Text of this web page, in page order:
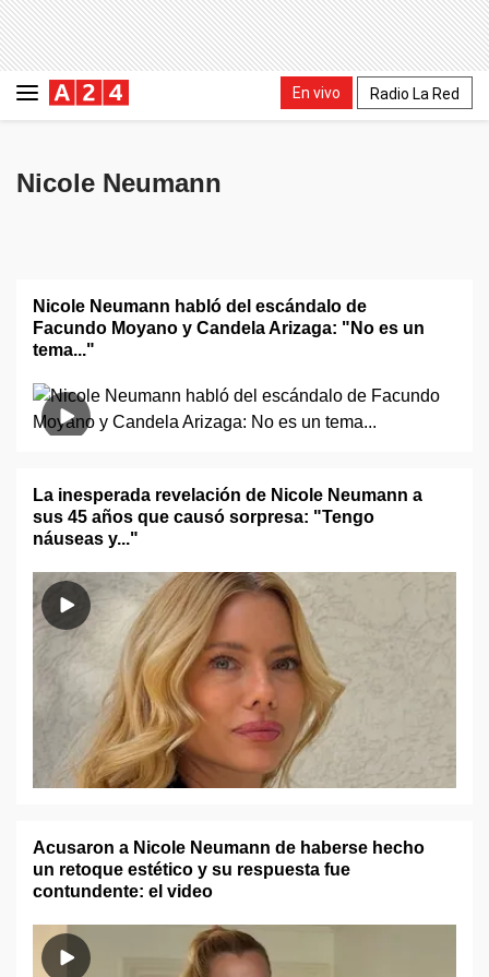
En vivo Radio La Red
Nicole Neumann
Nicole Neumann habló del escándalo de
Facundo Moyano y Candela Arizaga: "No es un
tema..."
La inesperada revelación de Nicole Neumann a
sus 45 años que causó sorpresa: "Tengo
náuseas y..."
Acusaron a Nicole Neumann de haberse hecho
un retoque estético y su respuesta fue
contundente: el video